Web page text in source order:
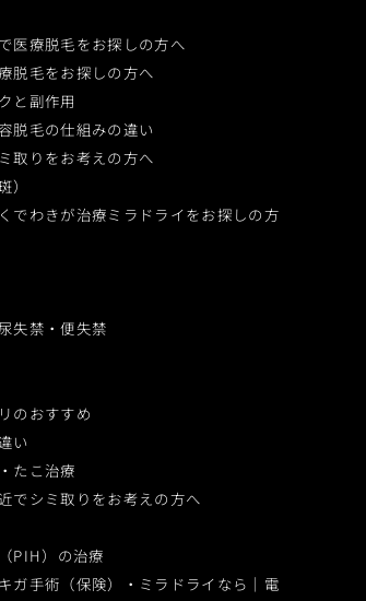
医療脱毛をお探しの方へ
脱毛をお探しの方へ
と副作用
脱毛の仕組みの違い
取りをお考えの方へ
）
でわきが治療ミラドライをお探しの方
失禁・便失禁
のおすすめ
い
たこ治療
でシミ取りをお考えの方へ
PIH）の治療
ガ手術（保険）・ミラドライなら｜電